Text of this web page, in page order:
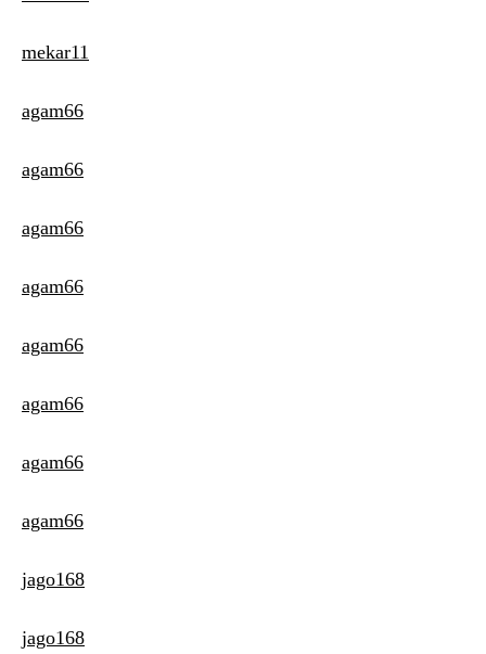
mekar11
agam66
agam66
agam66
agam66
agam66
agam66
agam66
agam66
jago168
jago168